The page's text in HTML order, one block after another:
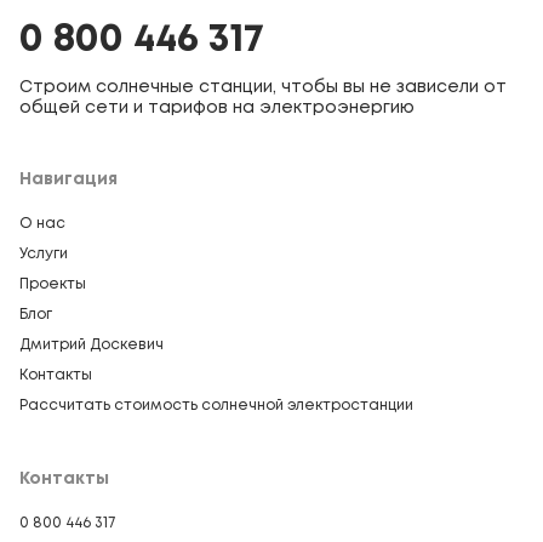
0 800 446 317
Строим солнечные станции, чтобы вы не зависели от
общей сети и тарифов на электроэнергию
Навигация
О нас
Услуги
Проекты
Блог
Дмитрий Доскевич
Контакты
Рассчитать стоимость солнечной электростанции
Контакты
0 800 446 317